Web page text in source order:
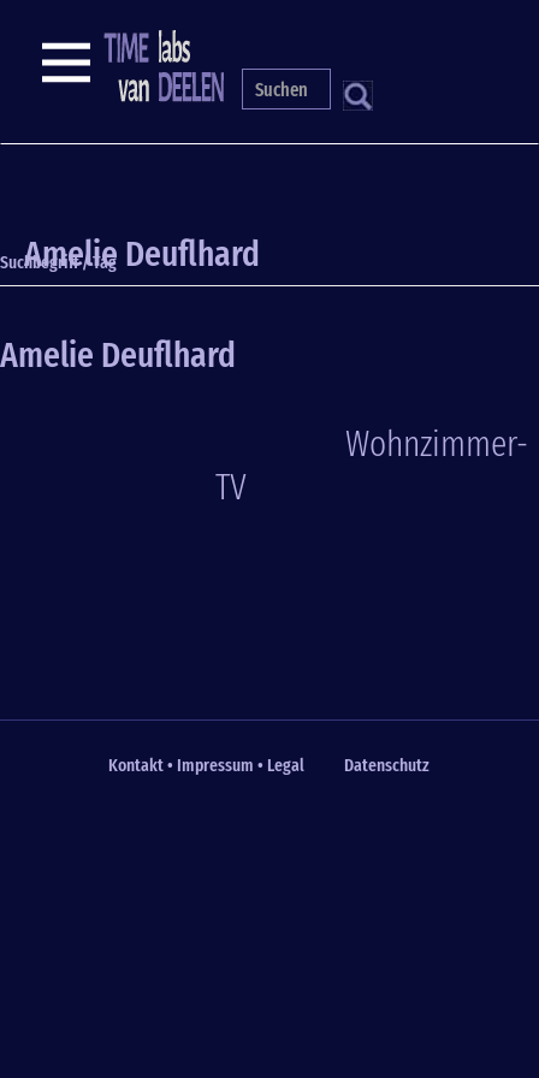
S
NAVIGATION
Amelie Deuflhard
Suchbegriff / Tag
Amelie Deuflhard
Wohnzimmer-
TV
Fußzeile
Kontakt • Impressum • Legal Datenschutz